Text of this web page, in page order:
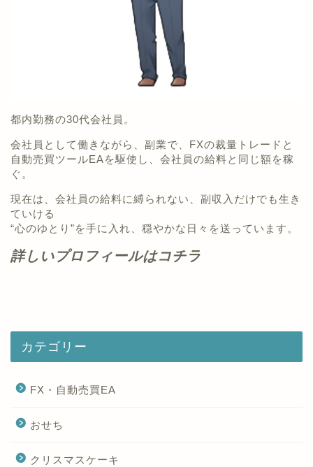
都内勤務の30代会社員。
会社員として働きながら、副業で、FXの裁量トレードと
自動売買ツールEAを駆使し、会社員の給料と同じ額を稼
ぐ。
現在は、会社員の給料に縛られない、副収入だけでも生き
ていける
“心のゆとり”を手に入れ、穏やかな日々を送っています。
詳しいプロフィールはコチラ
カテゴリー
FX・自動売買EA
おせち
クリスマスケーキ